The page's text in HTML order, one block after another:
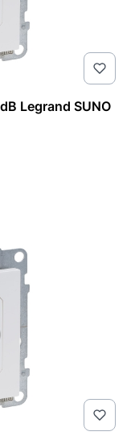
Legrand SUNO